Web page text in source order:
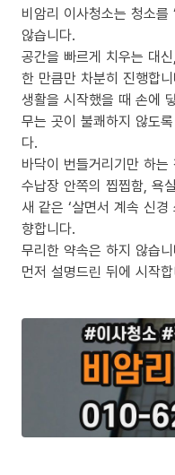
비암리 이사청소는 청소
않습니다.
공간을 빠르게 치우는 대
한 만큼만 차분히 진행합
생활을 시작했을 때 손에
무는 곳이 불쾌하지 않도
다.
바닥이 번들거리기만 하
수납장 안쪽의 찝찝함, 욕
새 같은 ‘살면서 계속 신
향합니다.
무리한 약속은 하지 않습
먼저 설명드린 뒤에 시작